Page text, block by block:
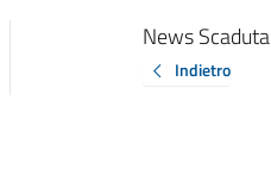
News Scaduta
Indietro